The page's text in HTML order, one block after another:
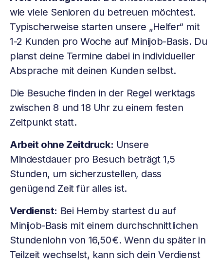
wie viele Senioren du betreuen möchtest.
Typischerweise starten unsere „Helfer“ mit
1-2 Kunden pro Woche auf Minijob-Basis. Du
planst deine Termine dabei in individueller
Absprache mit deinen Kunden selbst.
Die Besuche finden in der Regel werktags
zwischen 8 und 18 Uhr zu einem festen
Zeitpunkt statt.
Arbeit ohne Zeitdruck: Unsere
Mindestdauer pro Besuch beträgt 1,5
Stunden, um sicherzustellen, dass
genügend Zeit für alles ist.
Verdienst: Bei Hemby startest du auf
Minijob-Basis mit einem durchschnittlichen
Stundenlohn von 16,50 €. Wenn du später in
Teilzeit wechselst, kann sich dein Verdienst